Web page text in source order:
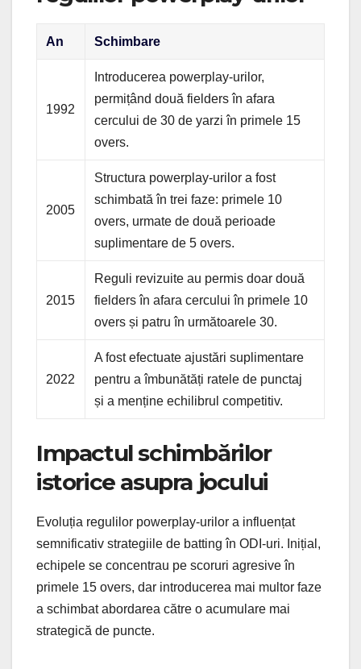
An Schimbare
1992
Introducerea powerplay-urilor,
permițând două fielders în afara
cercului de 30 de yarzi în primele 15
overs.
2005
Structura powerplay-urilor a fost
schimbată în trei faze: primele 10
overs, urmate de două perioade
suplimentare de 5 overs.
2015
Reguli revizuite au permis doar două
fielders în afara cercului în primele 10
overs și patru în următoarele 30.
2022
A fost efectuate ajustări suplimentare
pentru a îmbunătăți ratele de punctaj
și a menține echilibrul competitiv.
Impactul schimbărilor
istorice asupra jocului
Evoluția regulilor powerplay-urilor a influențat
semnificativ strategiile de batting în ODI-uri. Inițial,
echipele se concentrau pe scoruri agresive în
primele 15 overs, dar introducerea mai multor faze
a schimbat abordarea către o acumulare mai
strategică de puncte.